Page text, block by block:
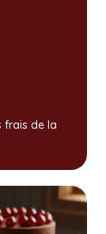
frais de la